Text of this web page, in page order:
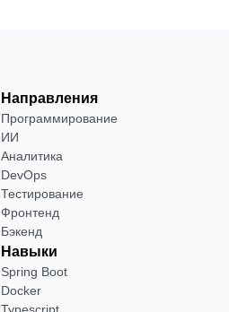
Направления
Программирование
ИИ
Аналитика
DevOps
Тестирование
Фронтенд
Бэкенд
Навыки
Spring Boot
Docker